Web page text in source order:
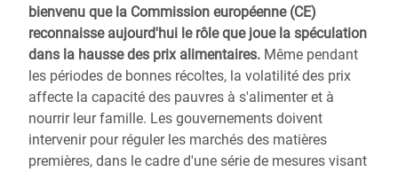
bienvenu que la Commission européenne (CE)
reconnaisse aujourd'hui le rôle que joue la spéculation
dans la hausse des prix alimentaires. Même pendant
les périodes de bonnes récoltes, la volatilité des prix
affecte la capacité des pauvres à s'alimenter et à
nourrir leur famille. Les gouvernements doivent
intervenir pour réguler les marchés des matières
premières, dans le cadre d'une série de mesures visant